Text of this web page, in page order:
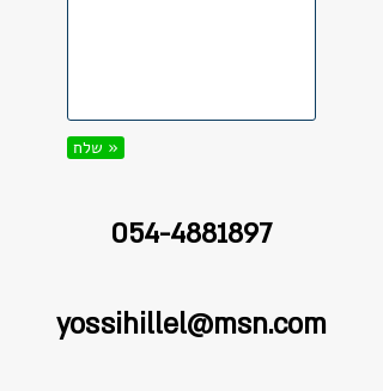
שלח »
054-4881897
yossihillel@msn.com